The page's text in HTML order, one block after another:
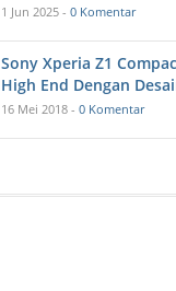
1 Jun 2025 -0 Komentar
Sony Xperia Z1
High End Dengan
16 Mei 2018 -0 Komentar